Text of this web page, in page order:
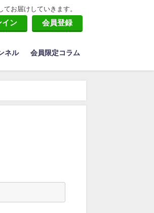
お届けしていきます。
イン 会員登録
ネル 会員限定コラム